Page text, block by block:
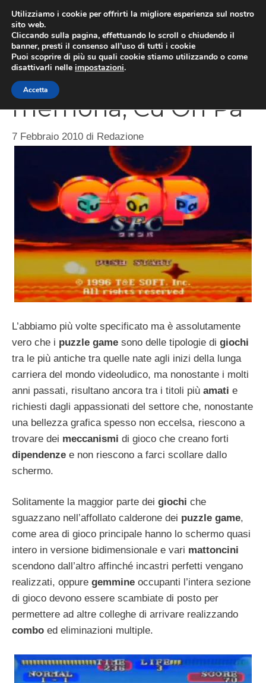
contenuto
Giochi della
memoria, Cu On Pa
7 Febbraio 2010 di Redazione
L’abbiamo più volte specificato ma è assolutamente
vero che i puzzle game sono delle tipologie di giochi
tra le più antiche tra quelle nate agli inizi della lunga
carriera del mondo videoludico, ma nonostante i molti
anni passati, risultano ancora tra i titoli più amati e
richiesti dagli appassionati del settore che, nonostante
una bellezza grafica spesso non eccelsa, riescono a
trovare dei meccanismi di gioco che creano forti
dipendenze e non riescono a farci scollare dallo
schermo.
Solitamente la maggior parte dei giochi che
sguazzano nell’affollato calderone dei puzzle game,
come area di gioco principale hanno lo schermo quasi
intero in versione bidimensionale e vari mattoncini
scendono dall’altro affinché incastri perfetti vengano
realizzati, oppure gemmine occupanti l’intera sezione
di gioco devono essere scambiate di posto per
permettere ad altre colleghe di arrivare realizzando
combo ed eliminazioni multiple.
Utilizziamo i cookie per offrirti la migliore esperienza sul nostro
sito web.
Cliccando sulla pagina, effettuando lo scroll o chiudendo il
banner, presti il consenso all’uso di tutti i cookie
Puoi scoprire di più su quali cookie stiamo utilizzando o come
disattivarli nelle impostazioni.
Accetta